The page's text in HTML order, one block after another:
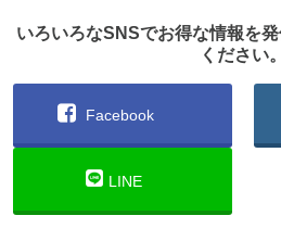
いろいろなSNSでお得な情報を
ください。
Facebook
LINE